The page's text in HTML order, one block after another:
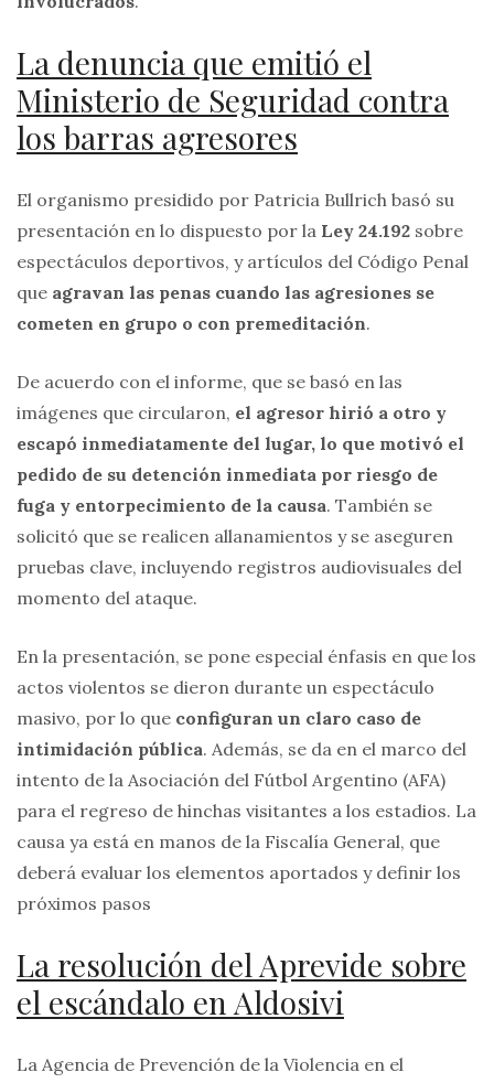
La denuncia que emitió el
Ministerio de Seguridad contra
los barras agresores
El organismo presidido por Patricia Bullrich basó su
presentación en lo dispuesto por la Ley 24.192 sobre
espectáculos deportivos, y artículos del Código Penal
que agravan las penas cuando las agresiones se
cometen en grupo o con premeditación.
De acuerdo con el informe, que se basó en las
imágenes que circularon, el agresor hirió a otro y
escapó inmediatamente del lugar, lo que motivó el
pedido de su detención inmediata por riesgo de
fuga y entorpecimiento de la causa. También se
solicitó que se realicen allanamientos y se aseguren
pruebas clave, incluyendo registros audiovisuales del
momento del ataque.
En la presentación, se pone especial énfasis en que los
actos violentos se dieron durante un espectáculo
masivo, por lo que configuran un claro caso de
intimidación pública. Además, se da en el marco del
intento de la Asociación del Fútbol Argentino (AFA)
para el regreso de hinchas visitantes a los estadios. La
causa ya está en manos de la Fiscalía General, que
deberá evaluar los elementos aportados y definir los
próximos pasos
La resolución del Aprevide sobre
el escándalo en Aldosivi
La Agencia de Prevención de la Violencia en el